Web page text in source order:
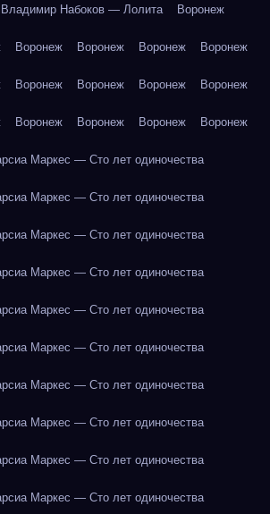
Владимир Набоков — Лолита Воронеж
Воронеж Воронеж Воронеж Воронеж
Воронеж Воронеж Воронеж Воронеж
Воронеж Воронеж Воронеж Воронеж
Маркес — Сто лет одиночества
Маркес — Сто лет одиночества
Маркес — Сто лет одиночества
Маркес — Сто лет одиночества
Маркес — Сто лет одиночества
Маркес — Сто лет одиночества
Маркес — Сто лет одиночества
Маркес — Сто лет одиночества
Маркес — Сто лет одиночества
Маркес — Сто лет одиночества